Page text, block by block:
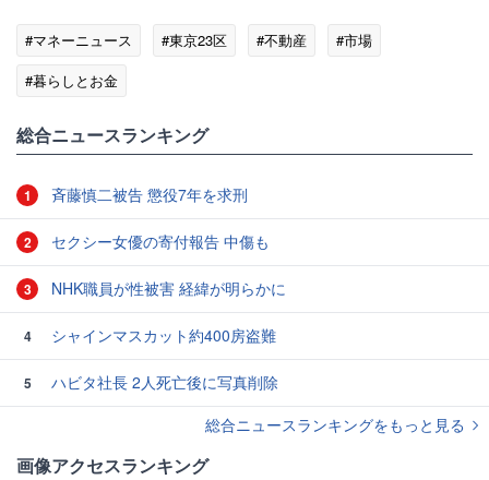
#マネーニュース #東京23区 #不動産
#市場
#暮らしとお金
総合ニュースランキング
1 斉藤慎二被告 懲役7年を求刑
2 セクシー女優の寄付報告 中傷も
3 NHK職員が性被害 経緯が明らかに
4 シャインマスカット約400房盗難
5
ハビタ社長 2人死亡後に写真削除
総合ニュースランキングをもっと見る
画像アクセスランキング